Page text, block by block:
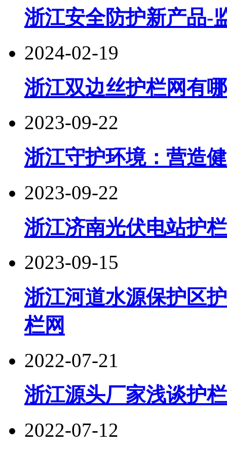
浙江安全防护新产品-
2024-02-19
浙江双边丝护栏网有
2023-09-22
浙江守护环境：营造
2023-09-22
浙江济南光伏电站护
2023-09-15
浙江河道水源保护区
栏网
2022-07-21
浙江源头厂家浅谈护
2022-07-12